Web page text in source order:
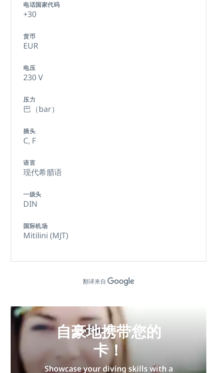
电话国家代码
+30
货币
EUR
电压
230 V
压力
巴（bar）
插头
C, F
语言
现代希腊语
一级头
DIN
国际机场
Mitilini (MJT)
翻译来自
自豪地携带您的
卡！
Showcase your diving skills with a